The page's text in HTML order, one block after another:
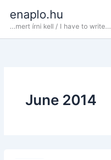
content
enaplo.hu
...mert írni kell / I have to write...
June 2014